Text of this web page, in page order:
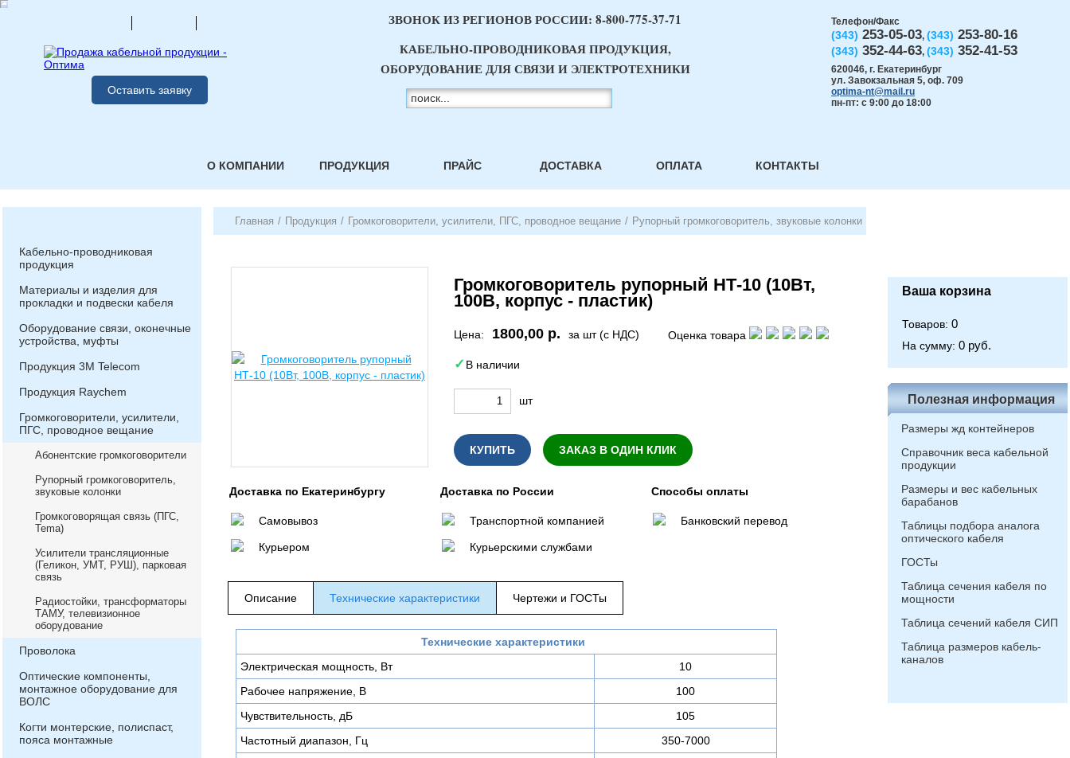
Оставить заявку
Телефон/Факс
(343) 253-05-03, (343) 253-80-16
(343) 352-44-63, (343) 352-41-53
620046, г. Екатеринбург
ул. Завокзальная 5, оф. 709
optima-nt@mail.ru
пн-пт: с 9:00 до 18:00
ЗВОНОК ИЗ РЕГИОНОВ РОССИИ: 8-800-775-37-71
КАБЕЛЬНО-ПРОВОДНИКОВАЯ ПРОДУКЦИЯ,
ОБОРУДОВАНИЕ ДЛЯ СВЯЗИ И ЭЛЕКТРОТЕХНИКИ
О КОМПАНИИ ПРОДУКЦИЯ ПРАЙС ДОСТАВКА ОПЛАТА КОНТАКТЫ
Кабельно-проводниковая
продукция
Материалы и изделия для
прокладки и подвески кабеля
Оборудование связи, оконечные
устройства, муфты
Продукция 3М Telecom
Продукция Raychem
Громкоговорители, усилители,
ПГС, проводное вещание
Абонентские громкоговорители
Рупорный громкоговоритель,
звуковые колонки
Громкоговорящая связь (ПГС,
Теma)
Усилители трансляционные
(Геликон, УМТ, РУШ), парковая
связь
Радиостойки, трансформаторы
ТАМУ, телевизионное
оборудование
Проволока
Оптические компоненты,
монтажное оборудование для
ВОЛС
Когти монтерские, полиспаст,
пояса монтажные
Главная / Продукция / Громкоговорители, усилители, ПГС, проводное вещание / Рупорный громкоговоритель, звуковые колонки
Громкоговоритель рупорный НТ-10 (10Вт,
100В, корпус - пластик)
Цена: 1800,00 р. за шт (с НДС) Оценка товара
В наличии
шт
КУПИТЬ ЗАКАЗ В ОДИН КЛИК
Доставка по Екатеринбургу
Самовывоз
Курьером
Доставка по России
Транспортной компанией
Курьерскими службами
Способы оплаты
Банковский перевод
Описание Технические характеристики Чертежи и ГОСТы
Технические характеристики
Электрическая мощность, Вт
10
Рабочее напряжение, В
100
Чувствительность, дБ
105
Частотный диапазон, Гц
350-7000
Ваша корзина
Товаров: 0
На сумму: 0 руб.
Полезная информация
Размеры жд контейнеров
Справочник веса кабельной
продукции
Размеры и вес кабельных
барабанов
Таблицы подбора аналога
оптического кабеля
ГОСТы
Таблица сечения кабеля по
мощности
Таблица сечений кабеля СИП
Таблица размеров кабель-
каналов